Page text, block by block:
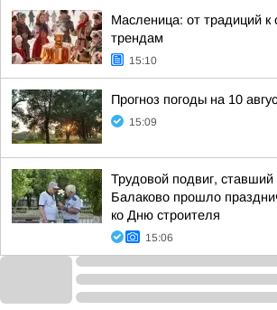
Масленица: от традиций
трендам
15:10
Прогноз погоды на 10
15:09
Трудовой подвиг, ставший
Балаково прошло
ко Дню строителя
15:06